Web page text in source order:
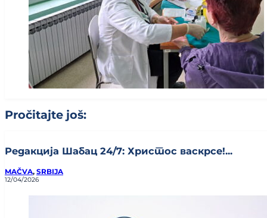
Pročitajte još:
Редакција Шабац 24/7: Христос васкрсе!...
MAČVA, SRBIJA
12/04/2026